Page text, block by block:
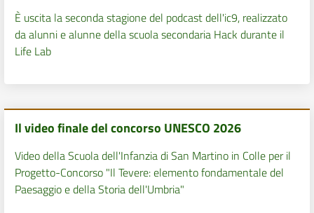
È uscita la seconda stagione del podcast dell'ic9, realizzato
da alunni e alunne della scuola secondaria Hack durante il
Life Lab
Il video finale del concorso UNESCO 2026
Video della Scuola dell'Infanzia di San Martino in Colle per il
Progetto-Concorso "Il Tevere: elemento fondamentale del
Paesaggio e della Storia dell'Umbria"